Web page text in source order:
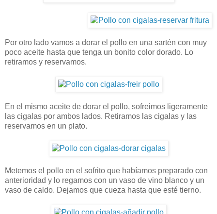
Por otro lado vamos a dorar el pollo en una sartén con muy
poco aceite hasta que tenga un bonito color dorado. Lo
retiramos y reservamos.
En el mismo aceite de dorar el pollo, sofreimos ligeramente
las cigalas por ambos lados. Retiramos las cigalas y las
reservamos en un plato.
Metemos el pollo en el sofrito que habíamos preparado con
anterioridad y lo regamos con un vaso de vino blanco y un
vaso de caldo. Dejamos que cueza hasta que esté tierno.